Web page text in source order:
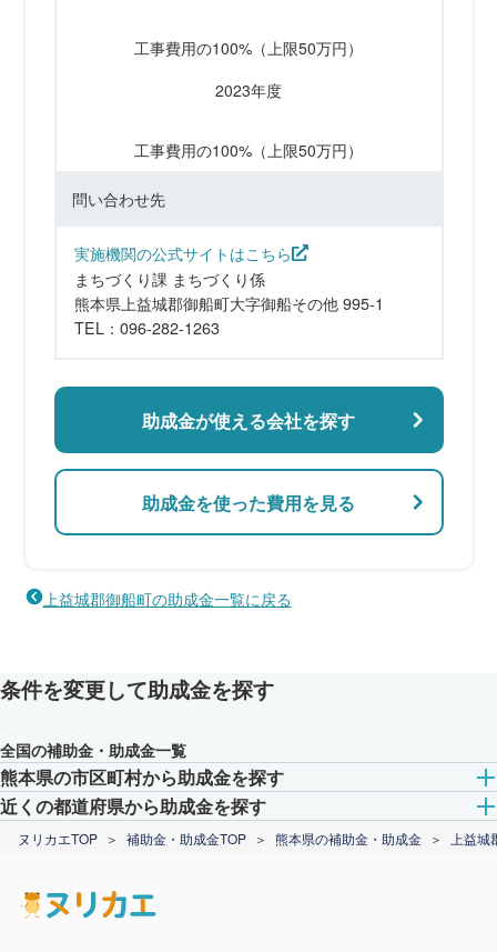
工事費用の100%（上限50万円）
2023年度
工事費用の100%（上限50万円）
問い合わせ先
実施機関の公式サイトはこちら
まちづくり課 まちづくり係
熊本県上益城郡御船町大字御船その他 995-1
TEL：096-282-1263
助成金を使った費用を見る
助成金が使える会社を探す
上益城郡御船町の助成金一覧に戻る
条件を変更して助成金を探す
全国の補助金・助成金一覧
熊本県の市区町村から助成金を探す
近くの都道府県から助成金を探す
ヌリカエTOP 補助金・助成金TOP 熊本県の補助金・助成金 上益